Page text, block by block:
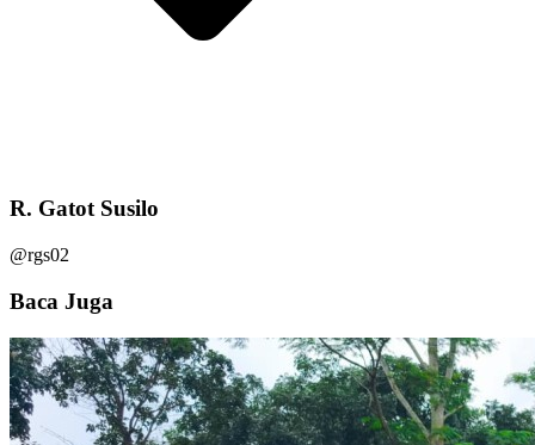
R. Gatot Susilo
@rgs02
Baca Juga